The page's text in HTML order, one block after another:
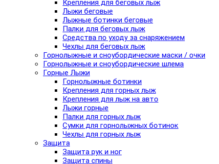
Крепления для беговых лыж
Лыжи беговые
Лыжные ботинки беговые
Палки для беговых лыж
Средства по уходу за снаряжением
Чехлы для беговых лыж
Горнолыжные и сноубордические маски / очки
Горнолыжные и сноубордические шлема
Горные Лыжи
Горнолыжные ботинки
Крепления для горных лыж
Крепления для лыж на авто
Лыжи горные
Палки для горных лыж
Сумки для горнолыжных ботинок
Чехлы для горных лыж
Защита
Защита рук и ног
Защита спины